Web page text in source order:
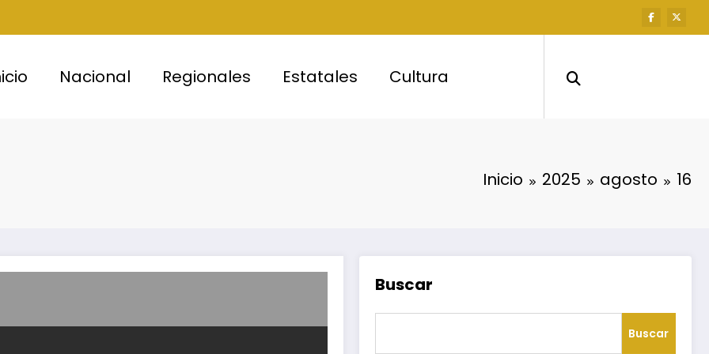
Nacional Regionales Estatales Cultura
Inicio 2025 agosto 16
Buscar
Buscar